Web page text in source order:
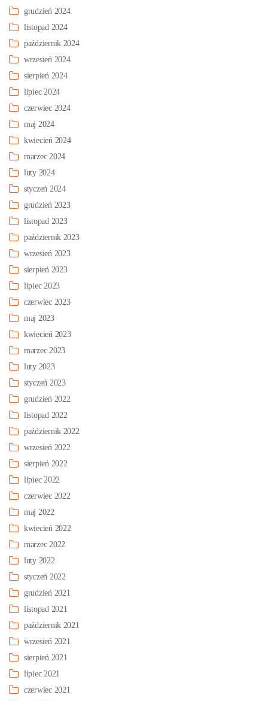
grudzień 2024
listopad 2024
październik 2024
wrzesień 2024
sierpień 2024
lipiec 2024
czerwiec 2024
maj 2024
kwiecień 2024
marzec 2024
luty 2024
styczeń 2024
grudzień 2023
listopad 2023
październik 2023
wrzesień 2023
sierpień 2023
lipiec 2023
czerwiec 2023
maj 2023
kwiecień 2023
marzec 2023
luty 2023
styczeń 2023
grudzień 2022
listopad 2022
październik 2022
wrzesień 2022
sierpień 2022
lipiec 2022
czerwiec 2022
maj 2022
kwiecień 2022
marzec 2022
luty 2022
styczeń 2022
grudzień 2021
listopad 2021
październik 2021
wrzesień 2021
sierpień 2021
lipiec 2021
czerwiec 2021